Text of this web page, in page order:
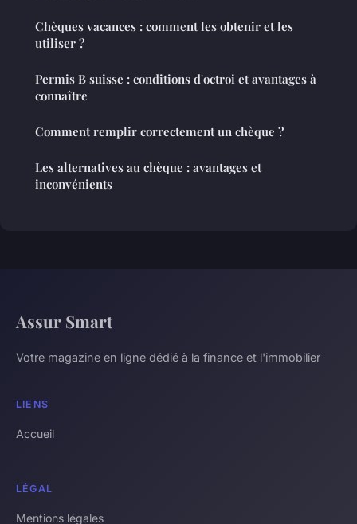
Chèques vacances : comment les obtenir et les
utiliser ?
Permis B suisse : conditions d'octroi et avantages à
connaître
Comment remplir correctement un chèque ?
Les alternatives au chèque : avantages et
inconvénients
Assur Smart
Votre magazine en ligne dédié à la finance et l'immobilier
LIENS
Accueil
LÉGAL
Mentions légales